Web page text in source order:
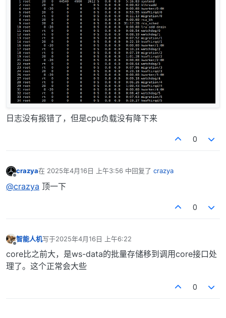
日志没有报错了，但是cpu负载没有降下来
0
crazya在 2025年4月16日 上午3:56 中回复了 crazya
最后由 编辑
@crazya 顶一下
0
智能人机写于2025年4月16日 上午6:22
最后由 编辑
core比之前大，是ws-data的批量存储移到调用core接口处
理了。这个正常会大些
0